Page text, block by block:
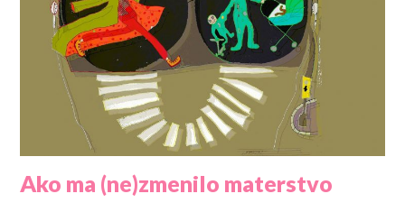
Ako ma (ne)zmenilo materstvo